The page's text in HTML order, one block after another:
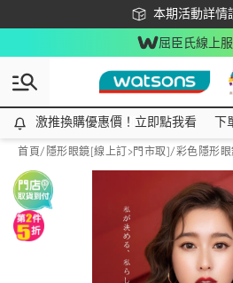
本期活動詳情
下載app最高回
屈臣氏線上
激推換購優惠價！立即點我看
激推換購優惠價！立即點我看 下
首頁/ 隱形眼鏡[線上訂>門市取]/彩色隱形眼